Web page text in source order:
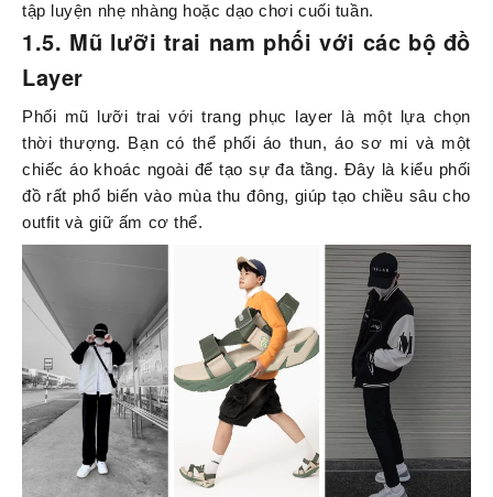
tập luyện nhẹ nhàng hoặc dạo chơi cuối tuần.
1.5. Mũ lưỡi trai nam phối với các bộ đồ
Layer
Phối mũ lưỡi trai với trang phục layer là một lựa chọn
thời thượng. Bạn có thể phối áo thun, áo sơ mi và một
chiếc áo khoác ngoài để tạo sự đa tầng. Đây là kiểu phối
đồ rất phổ biến vào mùa thu đông, giúp tạo chiều sâu cho
outfit và giữ ấm cơ thể.